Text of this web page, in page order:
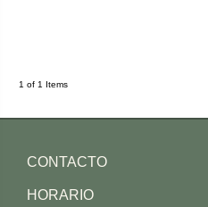
1 of 1 Items
CONTACTO
HORARIO